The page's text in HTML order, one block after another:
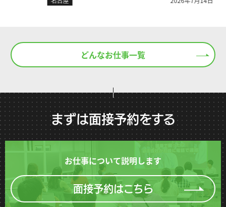
どんなお仕事一覧
まずは面接予約をする
お仕事について説明します
面接予約はこちら